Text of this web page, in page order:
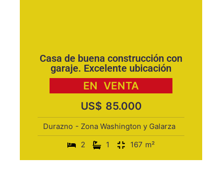
Casa de buena construcción con
garaje. Excelente ubicación
EN VENTA
US$ 85.000
Durazno - Zona Washington y Galarza
2
1 167 m²